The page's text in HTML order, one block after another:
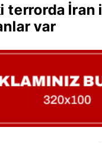
terrorda İran
var